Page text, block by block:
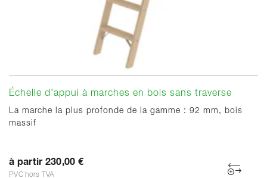
Échelle d’appui à marches en bois sans traverse
La marche la plus profonde de la gamme : 92 mm, bois
massif
à partir 230,00 €
PVC hors TVA